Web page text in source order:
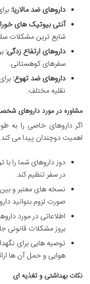
داروهای ضد مالاریا:
آنتی بیوتیک های
شایع ترین مشکلات
داروهای ارتفاع زدگی:
سفرهای کوهستانی.
داروهای ضد تهوع:
نقلیه مختلف.
مشاوره در مورد داروهای
اگر داروهای خاصی را به
اهمیت دوچندان پیدا می
دوز داروهای شما را با
در سفر تنظیم کند.
نسخه های معتبر و بین
صورت لزوم بتوانید
اطلاعاتی در مورد
بروز مشکلات قانونی
توصیه هایی برای
هوایی و حمل آن ها
نکات بهداشتی و تغذیه ای